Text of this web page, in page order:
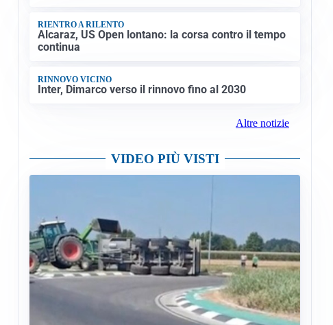
RIENTRO A RILENTO
Alcaraz, US Open lontano: la corsa contro il tempo
continua
RINNOVO VICINO
Inter, Dimarco verso il rinnovo fino al 2030
Altre notizie
VIDEO PIÙ VISTI